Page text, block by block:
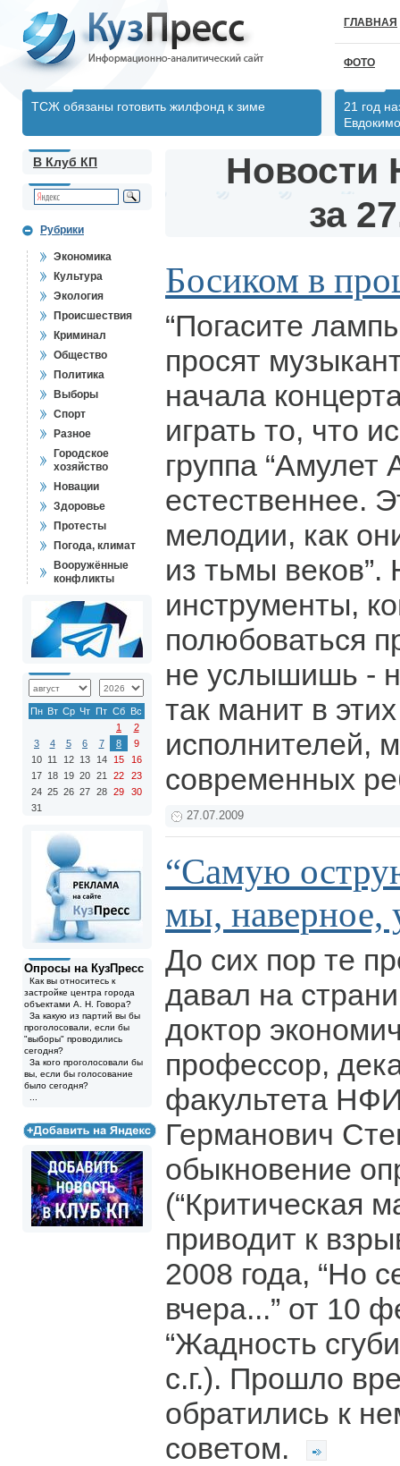
ГЛАВНАЯ
ФОТО
ТСЖ обязаны готовить жилфонд к зиме
21 год
В Клуб КП
Рубрики
Экономика
Культура
Экология
Происшествия
Криминал
Общество
Политика
Выборы
Спорт
Разное
Городское
хозяйство
Новации
Здоровье
Протесты
Погода, климат
Вооружённые
конфликты
Пн Вт Ср Чт Пт Сб Вс
1
2
3
4 5 6 7 8
9
10 11 12 13 14 15
16
17 18 19 20 21 22
23
24 25 26 27 28 29
30
31
Опросы на КузПресс
Как вы относитесь к
застройке центра города
объектами А. Н. Говора?
За какую из партий вы бы
проголосовали, если бы
"выборы" проводились
сегодня?
За кого проголосовали бы
вы, если бы голосование
было сегодня?
Новости
за
Босиком в
“Погасите
просят
начала
играть то, что
группа “Амулет
естественнее.
мелодии, как
из тьмы веков”.
инструменты,
полюбоваться
не услышишь -
так манит в
исполнителей,
современных
27.07.2009
“Самую
мы, наверное,
До сих пор те
давал на
доктор
профессор,
факультета
Германович
обыкновение
(“Критическая
приводит к
2008 года, “Но
вчера...” от 10
“Жадность
с.г.). Прошло
обратились к
советом.